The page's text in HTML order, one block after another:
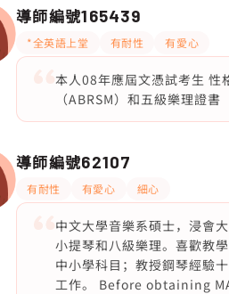
導師編號165439
*全英語上堂 有耐性 有愛心
本人08年應屆文憑試考生 性
（ABRSM）和五級樂理證書
導師編號62107
有耐性 有愛心 細心
中文大學音樂系碩士，浸會
小提琴和八級樂理。喜歡教
中小學科目；教授鋼琴經驗
工作。 Before obtaining